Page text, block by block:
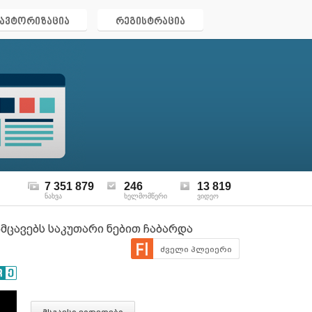
ავტორიზაცია რეგისტრაცია
7 351 879
ნახვა
246
ხელმომწერი
13 819
ვიდეო
საკუთარი ნებით ჩაბარდა
ძველი პლეიერი